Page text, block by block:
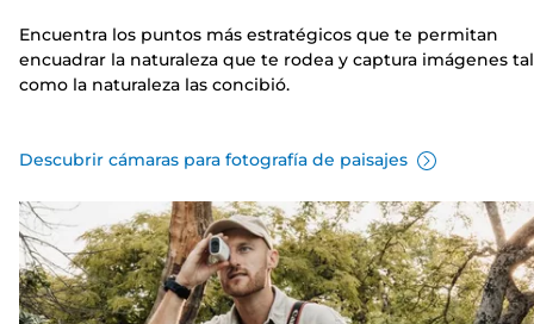
Encuentra los puntos más estratégicos que te permitan
encuadrar la naturaleza que te rodea y captura imágenes
como la naturaleza las concibió.
Descubrir cámaras para fotografía de paisajes